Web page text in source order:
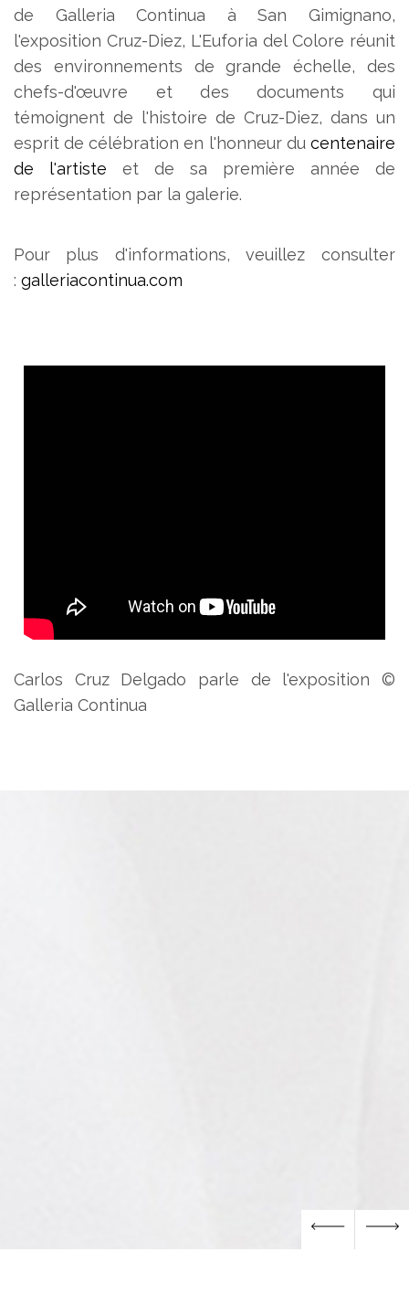
de Galleria Continua à San Gimignano,
l'exposition Cruz-Diez, L'Euforia del Colore réunit
des environnements de grande échelle, des
chefs-d'œuvre et des documents qui
témoignent de l'histoire de Cruz-Diez, dans un
esprit de célébration en l'honneur du centenaire
de l'artiste et de sa première année de
représentation par la galerie.
Pour plus d'informations, veuillez consulter
:galleriacontinua.com
Carlos Cruz Delgado parle de l'exposition ©
Galleria Continua